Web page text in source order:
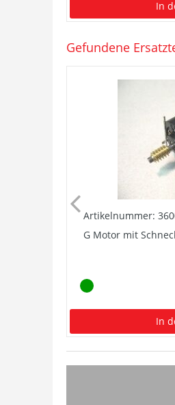
In
Gefundene
Artikelnummer:
G Motor mit
In